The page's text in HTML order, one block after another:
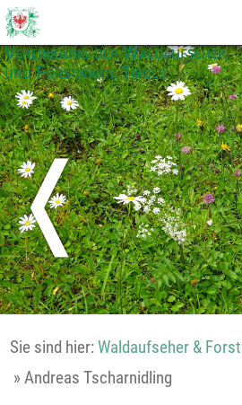
Vereinigung der Waldaufseher
und Forstwarte Tirols
❬
Sie sind hier:Waldaufseher &
»Andreas Tscharnidling